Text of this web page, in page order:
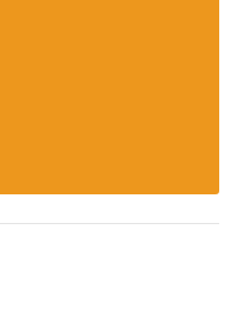
России и мире.
и
маркетинговых и
и базы